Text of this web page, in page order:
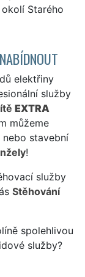
Starého
elektřiny
služby
EXTRA
můžeme
stavební
!
služby
Stěhování
spolehlivou
služby?